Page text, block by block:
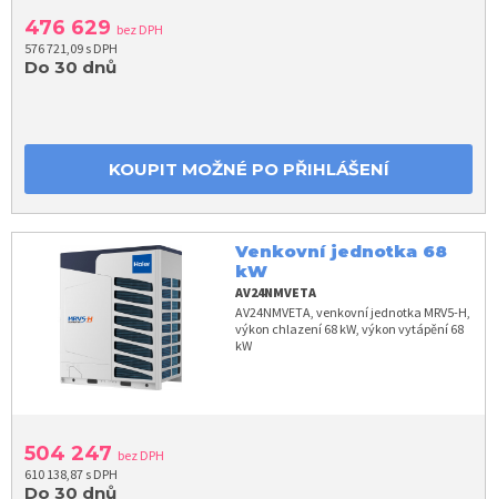
476 629 bez DPH
576 721,09 s DPH
Do 30 dnů
KOUPIT MOŽNÉ PO PŘIHLÁŠENÍ
Venkovní jednotka 68
kW
AV24NMVETA
AV24NMVETA, venkovní jednotka MRV5-H,
výkon chlazení 68 kW, výkon vytápění 68
kW
504 247 bez DPH
610 138,87 s DPH
Do 30 dnů